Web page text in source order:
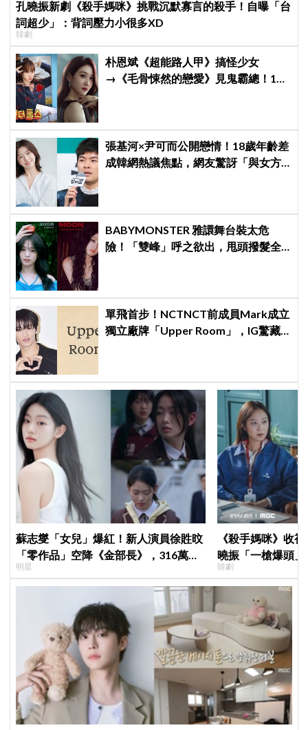
孔曉振新劇《殺手媽咪》挑戰沉默寡言的殺手！自曝「台
詞超少」：背詞壓力小很多XD
韓劇
朴恩斌《超能路人甲》搞怪少女
→《毛骨悚然的戀愛》見鬼霸總！180
張基河×尹可而公開戀情！18歲年齡差
成韓網熱議焦點，網友驚訝「與女方
BABYMONSTER 雅譞舞台裝太危
險！「雙峰」呼之欲出，甩頭撥髮全
單飛首步！NCTNCT前成員Mark成立
獨立廠牌「Upper Room」，IG驚藏
蘇志燮「女兒」爆紅！新人演員徐貹旼
「零作品」空降《金部長》，316萬舊
片被挖出網驚呆：星味藏不住！
明星
《殺手媽咪》收
曉振「一槍爆頭
韓劇